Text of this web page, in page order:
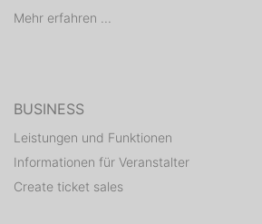
Mehr erfahren ...
BUSINESS
Leistungen und Funktionen
Informationen für Veranstalter
Create ticket sales